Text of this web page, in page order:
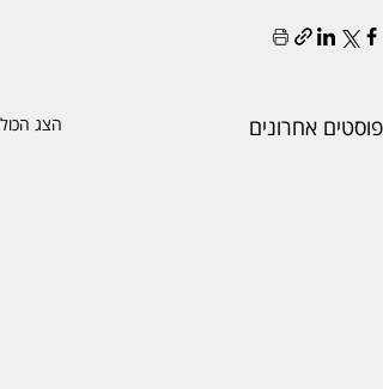
פוסטים אחרונים הצג הכול